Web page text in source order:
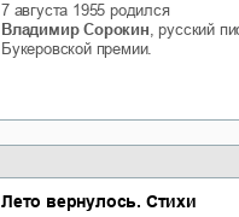
7 августа 1955 родился
Владимир Сорокин, русский
Букеровской премии.
Лето вернулось. Стихи